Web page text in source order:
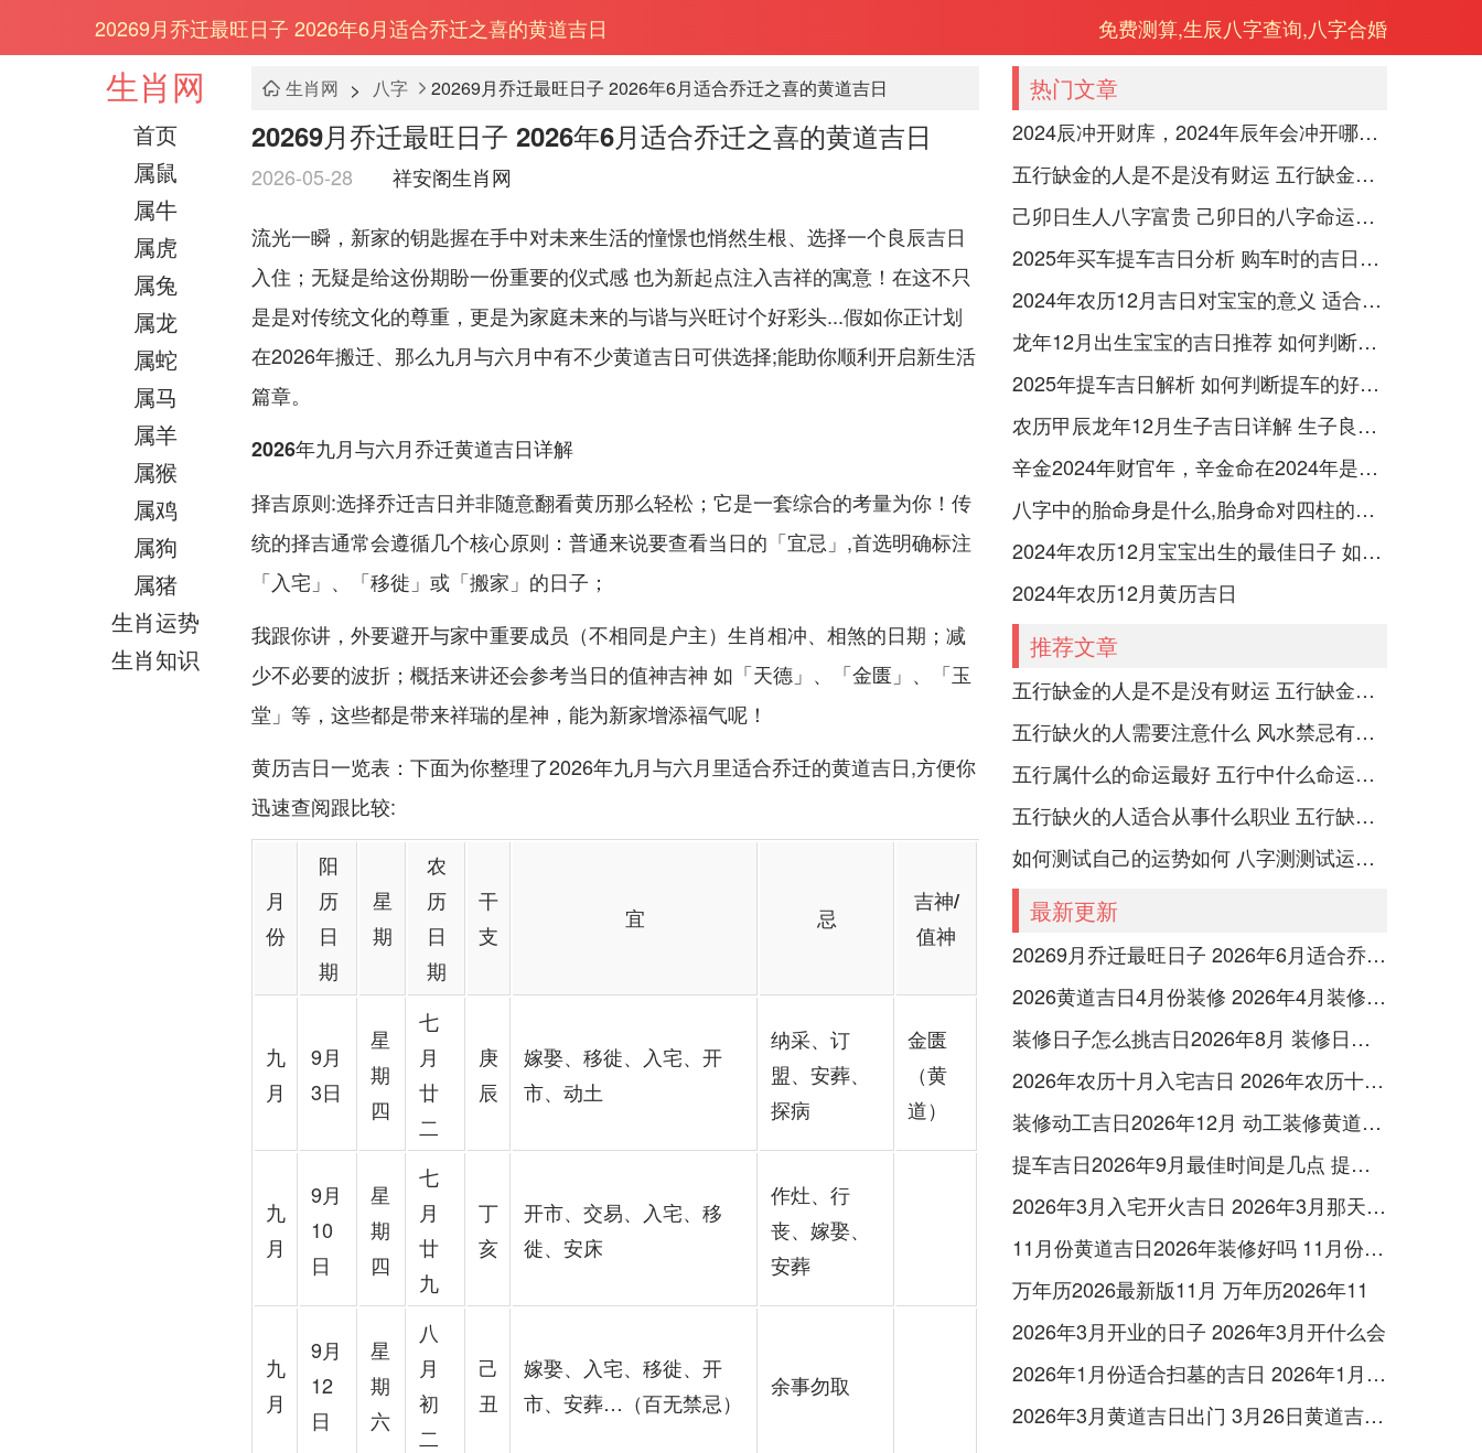
20269月乔迁最旺日子 2026年6月适合乔迁之喜的黄道吉日 免费测算,生辰八字查询,八字合婚
生肖网
首页
属鼠
属牛
属虎
属兔
属龙
属蛇
属马
属羊
属猴
属鸡
属狗
属猪
生肖运势
生肖知识
生肖网 > 八字 20269月乔迁最旺日子 2026年6月适合乔迁之喜的黄道吉日
20269月乔迁最旺日子 2026年6月适合乔迁之喜的黄道吉日
2026-05-28 祥安阁生肖网
流光一瞬，新家的钥匙握在手中对未来生活的憧憬也悄然生根、选择一个良辰吉日
入住；无疑是给这份期盼一份重要的仪式感 也为新起点注入吉祥的寓意！在这不只
是是对传统文化的尊重，更是为家庭未来的与谐与兴旺讨个好彩头...假如你正计划
在2026年搬迁、那么九月与六月中有不少黄道吉日可供选择;能助你顺利开启新生活
篇章。
2026年九月与六月乔迁黄道吉日详解
择吉原则:选择乔迁吉日并非随意翻看黄历那么轻松；它是一套综合的考量为你！传
统的择吉通常会遵循几个核心原则：普通来说要查看当日的「宜忌」,首选明确标注
「入宅」、「移徙」或「搬家」的日子；
我跟你讲，外要避开与家中重要成员（不相同是户主）生肖相冲、相煞的日期；减
少不必要的波折；概括来讲还会参考当日的值神吉神 如「天德」、「金匮」、「玉
堂」等，这些都是带来祥瑞的星神，能为新家增添福气呢！
黄历吉日一览表：下面为你整理了2026年九月与六月里适合乔迁的黄道吉日,方便你
迅速查阅跟比较:
月
份
阳
历
日
期
星
期
农
历
日
期
干
支
宜 忌
吉神/
值神
九
月
9月
3日
星
期
四
七
月
廿
二
庚
辰
嫁娶、移徙、入宅、开
市、动土
纳采、订
盟、安葬、
探病
金匮
（黄
道）
九
月
9月
10
日
星
期
四
七
月
廿
九
丁
亥
开市、交易、入宅、移
徙、安床
作灶、行
丧、嫁娶、
安葬
九
月
9月
12
日
星
期
六
八
月
初
二
己
丑
嫁娶、入宅、移徙、开
市、安葬…（百无禁忌）
余事勿取
热门文章
2024辰冲开财库，2024年辰年会冲开哪些人的财库
五行缺金的人是不是没有财运 五行缺金的人命运好不好
己卯日生人八字富贵 己卯日的八字命运如何
2025年买车提车吉日分析 购车时的吉日与禁忌
2024年农历12月吉日对宝宝的意义 适合龙年宝宝出生的日子有哪些
龙年12月出生宝宝的吉日推荐 如何判断吉日是否适合宝宝
2025年提车吉日解析 如何判断提车的好日子
农历甲辰龙年12月生子吉日详解 生子良辰的影响因素
辛金2024年财官年，辛金命在2024年是财官年还是财印年
八字中的胎命身是什么,胎身命对四柱的影响
2024年农历12月宝宝出生的最佳日子 如何挑选适合的吉日
2024年农历12月黄历吉日
推荐文章
五行缺金的人是不是没有财运 五行缺金的人命运好不好
五行缺火的人需要注意什么 风水禁忌有哪些
五行属什么的命运最好 五行中什么命运势旺盛
五行缺火的人适合从事什么职业 五行缺火的人适合从事的职业有哪些
如何测试自己的运势如何 八字测测试运运程
最新更新
20269月乔迁最旺日子 2026年6月适合乔迁之喜的黄道吉日
2026黄道吉日4月份装修 2026年4月装修黄历
装修日子怎么挑吉日2026年8月 装修日子2026年黄道吉日
2026年农历十月入宅吉日 2026年农历十月二十六入宅好吗
装修动工吉日2026年12月 动工装修黄道吉日2026年12月
提车吉日2026年9月最佳时间是几点 提车吉日2026年12月份查询
2026年3月入宅开火吉日 2026年3月那天适合入宅
11月份黄道吉日2026年装修好吗 11月份黄道吉日查询表
万年历2026最新版11月 万年历2026年11
2026年3月开业的日子 2026年3月开什么会
2026年1月份适合扫墓的吉日 2026年1月哪天适合扫舍
2026年3月黄道吉日出门 3月26日黄道吉日可以出门吗